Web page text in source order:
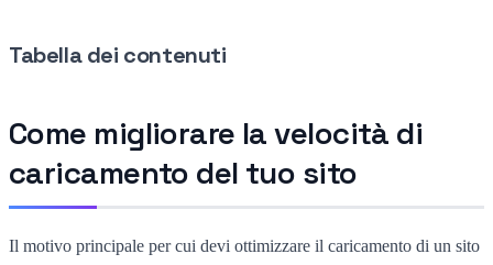
Tabella dei contenuti
Come migliorare la velocità di
caricamento del tuo sito
Il motivo principale per cui devi ottimizzare il caricamento di un sito